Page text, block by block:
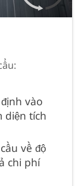
vào
diện tích
về độ
chi phí